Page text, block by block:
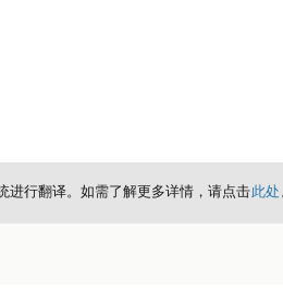
进行翻译。如需了解更多详情，请点击此处